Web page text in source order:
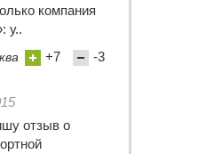
компания
у..
+7 -3
отзыв о